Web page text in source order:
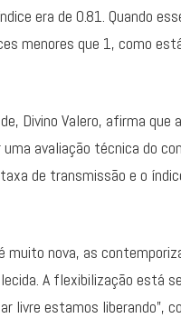
era de 0.81. Quando
menores que 1, como
Divino Valero, afirma
avaliação técnica do
de transmissão e o
muito nova, as
A flexibilização está
livre estamos liberando”,